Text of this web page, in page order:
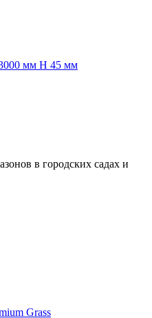
мм H 45 мм
в городских садах и
Grass